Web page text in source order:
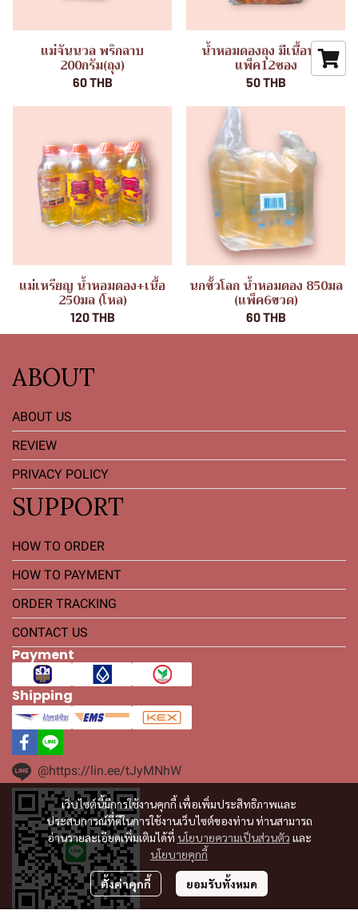
แม่จันนวล พริกลาบ
200กรัม(ถุง)
60 THB
น้ำหอมดองถุง มีเนื้อหอม
แพ็ค12ซอง
50 THB
แม่เหรียญ น้ำหอมดอง+เนื้อ
250มล (โหล)
120 THB
นกขั้วโลก น้ำหอมดอง 850มล
(แพ็ค6ขวด)
60 THB
เว็บไซต์นี้มีการใช้งานคุกกี้ เพื่อเพิ่มประสิทธิภาพและ
ประสบการณ์ที่ดีในการใช้งานเว็บไซต์ของท่าน ท่านสามารถ
อ่านรายละเอียดเพิ่มเติมได้ที่ นโยบายความเป็นส่วนตัว และ
นโยบายคุกกี้
ตั้งค่าคุกกี้ ยอมรับทั้งหมด
ABOUT
ABOUT US
REVIEW
PRIVACY POLICY
SUPPORT
HOW TO ORDER
HOW TO PAYMENT
ORDER TRACKING
CONTACT US
Payment
Shipping
@https://lin.ee/tJyMNhW